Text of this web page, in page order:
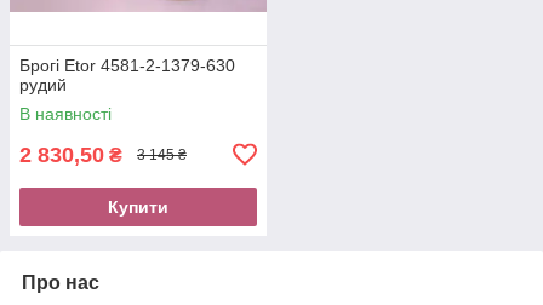
Брогі Etor 4581-2-1379-630
рудий
В наявності
2 830,50 ₴ 3 145 ₴
Купити
Про нас